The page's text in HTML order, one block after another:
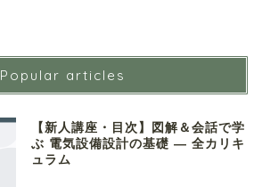
Popular articles
【新人講座・目次】図解＆会話で学
ぶ 電気設備設計の基礎 ― 全カリキ
ュラム